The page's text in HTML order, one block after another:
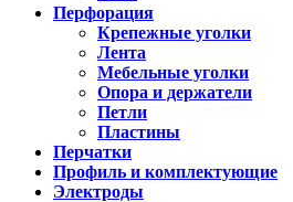
Перфорация
Крепежные уголки
Лента
Мебельные уголки
Опора и держатели
Петли
Пластины
Перчатки
Профиль и комплектующие
Электроды